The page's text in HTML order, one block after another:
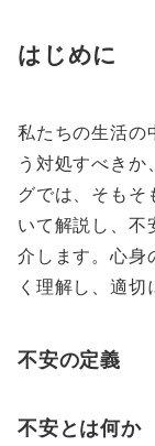
はじめに
私たちの生活の
う対処すべきか
グでは、そもそ
いて解説し、不
介します。心身
く理解し、適切
不安の定義
不安とは何か